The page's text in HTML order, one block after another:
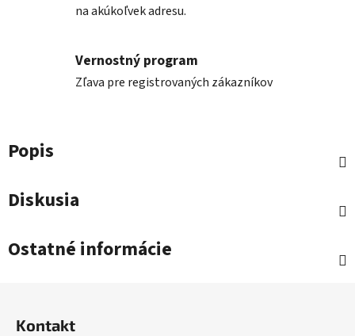
na akúkoľvek adresu.
Vernostný program
Zľava pre registrovaných zákazníkov
Popis
Diskusia
Ostatné informácie
Kontakt